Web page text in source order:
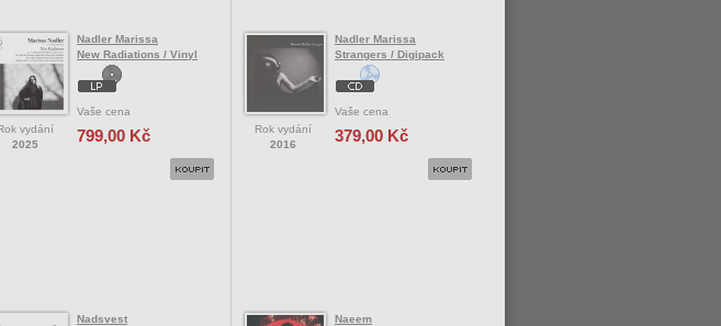
vydání
2025
Nadler Marissa
New Radiations / Vinyl
Vaše cena
799,00 Kč
Rok vydání
2016
Nadler Marissa
Strangers / Digipack
Vaše cena
379,00 Kč
Nadsvest
Naeem